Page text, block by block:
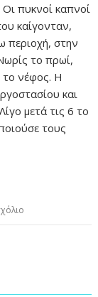
πυκνοί καπνοί
καίγονταν,
περιοχή, στην
το πρωί,
το νέφος. Η
και
μετά τις 6 το
τους